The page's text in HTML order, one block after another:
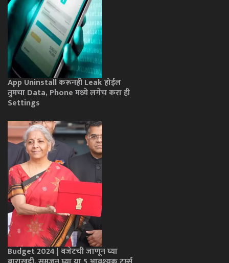
App Uninstall करूनही Leak होईल
तुमचा Data, Phone मध्ये लगेच करा ही
Settings
Budget 2024 | बजेटची जाणून घ्या